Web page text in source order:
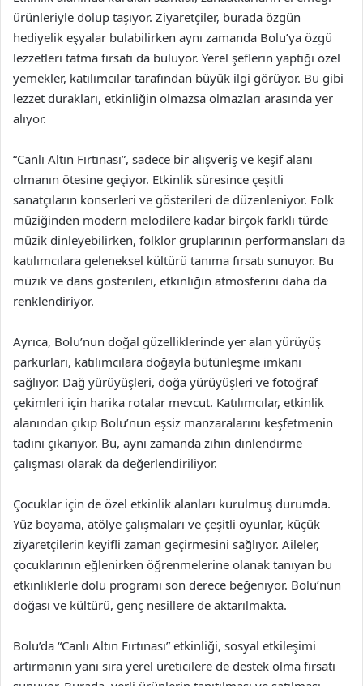
ürünleriyle dolup taşıyor. Ziyaretçiler, burada özgün
hediyelik eşyalar bulabilirken aynı zamanda Bolu’ya özgü
lezzetleri tatma fırsatı da buluyor. Yerel şeflerin yaptığı özel
yemekler, katılımcılar tarafından büyük ilgi görüyor. Bu gibi
lezzet durakları, etkinliğin olmazsa olmazları arasında yer
alıyor.
“Canlı Altın Fırtınası”, sadece bir alışveriş ve keşif alanı
olmanın ötesine geçiyor. Etkinlik süresince çeşitli
sanatçıların konserleri ve gösterileri de düzenleniyor. Folk
müziğinden modern melodilere kadar birçok farklı türde
müzik dinleyebilirken, folklor gruplarının performansları da
katılımcılara geleneksel kültürü tanıma fırsatı sunuyor. Bu
müzik ve dans gösterileri, etkinliğin atmosferini daha da
renklendiriyor.
Ayrıca, Bolu’nun doğal güzelliklerinde yer alan yürüyüş
parkurları, katılımcılara doğayla bütünleşme imkanı
sağlıyor. Dağ yürüyüşleri, doğa yürüyüşleri ve fotoğraf
çekimleri için harika rotalar mevcut. Katılımcılar, etkinlik
alanından çıkıp Bolu’nun eşsiz manzaralarını keşfetmenin
tadını çıkarıyor. Bu, aynı zamanda zihin dinlendirme
çalışması olarak da değerlendiriliyor.
Çocuklar için de özel etkinlik alanları kurulmuş durumda.
Yüz boyama, atölye çalışmaları ve çeşitli oyunlar, küçük
ziyaretçilerin keyifli zaman geçirmesini sağlıyor. Aileler,
çocuklarının eğlenirken öğrenmelerine olanak tanıyan bu
etkinliklerle dolu programı son derece beğeniyor. Bolu’nun
doğası ve kültürü, genç nesillere de aktarılmakta.
Bolu’da “Canlı Altın Fırtınası” etkinliği, sosyal etkileşimi
artırmanın yanı sıra yerel üreticilere de destek olma fırsatı